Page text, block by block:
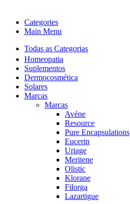
Categories
Main Menu
Todas as Categorias
Homeopatia
Suplementos
Dermocosmética
Solares
Marcas
Marcas
Avéne
Resource
Pure Encapsulations
Eucerin
Uriage
Meritene
Olistic
Klorane
Filorga
Lazartigue